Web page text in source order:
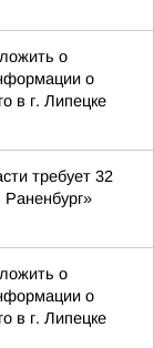
о
о
в г. Липецке
требует 32
о
о
в г. Липецке